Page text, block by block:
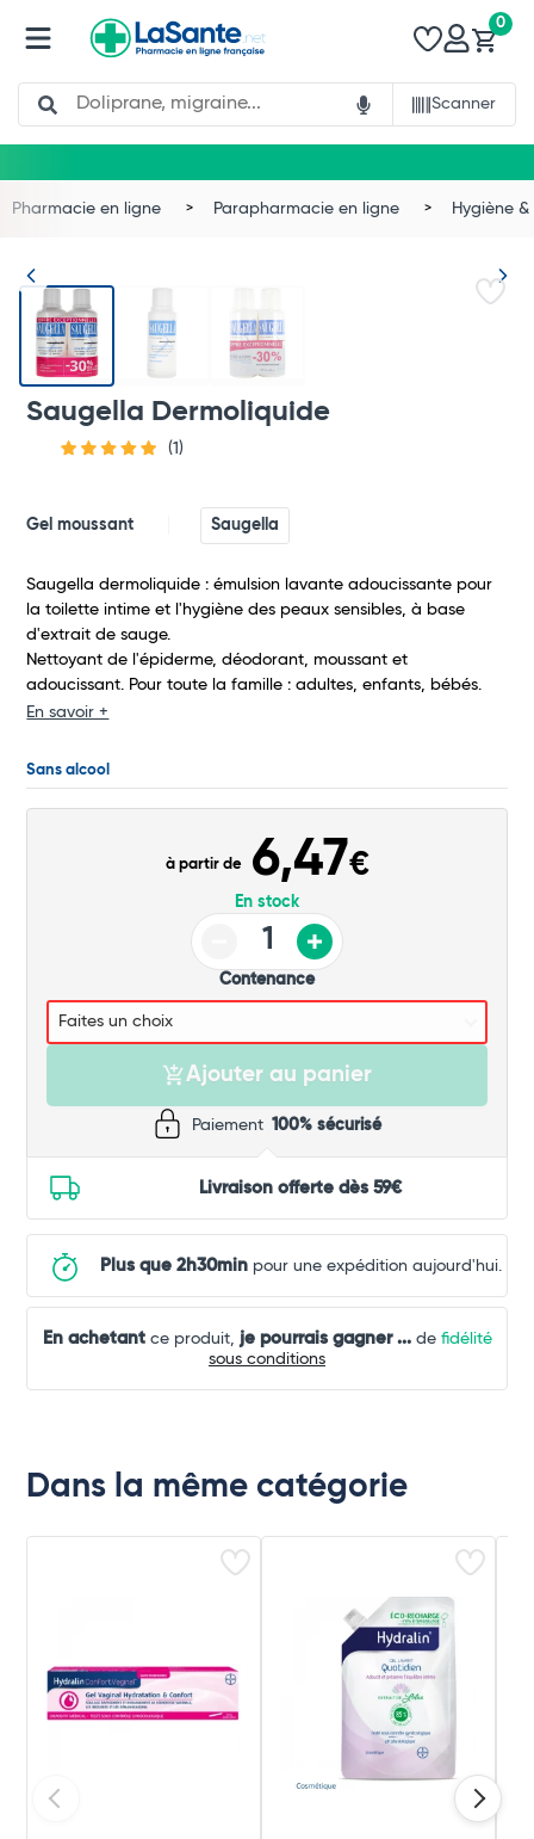
Search
Scanner
0
Total
Pharmacie en ligne Parapharmacie en ligne Hygiène
Saugella Dermoliquide
(1)
Gel moussant Saugella
Saugella dermoliquide : émulsion lavante adoucissante pour
la toilette intime et l'hygiène des peaux sensibles, à base
d'extrait de sauge.
Nettoyant de l'épiderme, déodorant, moussant et
adoucissant. Pour toute la famille : adultes, enfants, bébés.
En savoir +
Sans alcool
à partir de 6,47€
En stock
Contenance
Ajouter au panier
Paiement 100% sécurisé
Livraison offerte dès 59€
Plus que 2h30minpour une expédition aujourd'hui.
En achetantce produit, je pourrais gagner ...de fidélité
sous conditions
Dans la même catégorie